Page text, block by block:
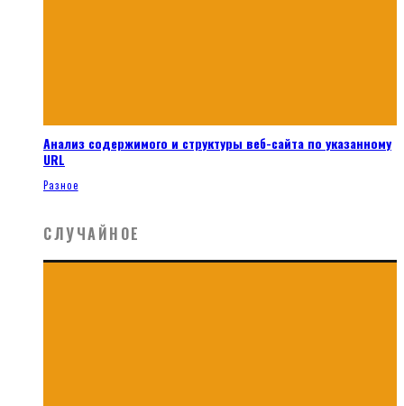
Анализ содержимого и структуры веб-сайта по указанному
URL
Разное
СЛУЧАЙНОЕ